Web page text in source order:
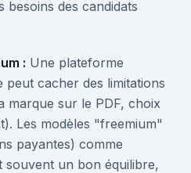
besoins des candidats
: Une plateforme
peut cacher des limitations
marque sur le PDF, choix
Les modèles "freemium"
payantes) comme
souvent un bon équilibre,